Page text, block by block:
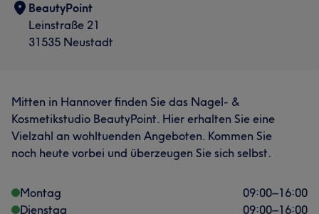
BeautyPoint
Leinstraße 21
31535 Neustadt
Mitten in Hannover finden Sie das Nagel- &
Kosmetikstudio BeautyPoint. Hier erhalten Sie eine
Vielzahl an wohltuenden Angeboten. Kommen Sie
noch heute vorbei und überzeugen Sie sich selbst.
Montag 09:00–16:00
Dienstag
09:00–16:00